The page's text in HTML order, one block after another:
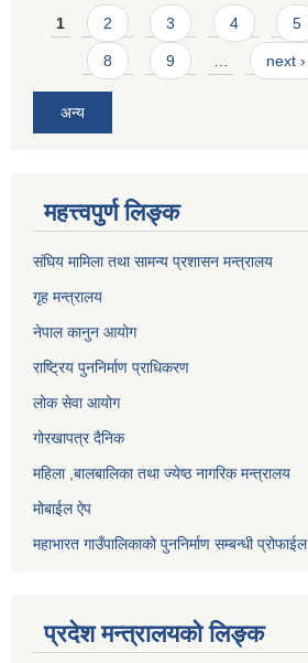
Pages
1 2 3 4 5
8 9 next ›
अन्य
महत्त्वपुर्ण लिङ्क
संघिय मामिला तथा सामन्य प्रशासन मन्त्रालय
गृह मन्त्रालय
नेपाल कानुन आयोग
राष्ट्रिय पुननिर्माण प्राधिकरण
लोक सेवा आयोग
गोरखापत्र दैनिक
महिला ,बालबालिका तथा ज्येष्ठ नागरिक मन्त्रालय
मोबाईल ऐप
महाभारत गाउँपालिकाको पुननिर्माण सम्बन्धी प्रोफाईल
प्रदेश मन्त्रालयको लिङ्क